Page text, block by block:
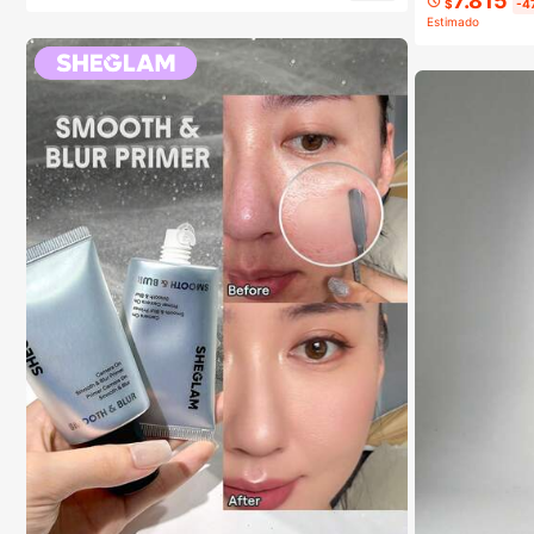
$ -
Estimado